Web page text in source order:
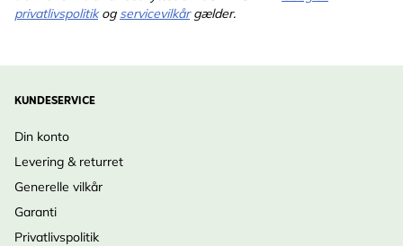
privatlivspolitikog servicevilkårgælder.
KUNDESERVICE
Din konto
Levering & returret
Generelle vilkår
Garanti
Privatlivspolitik